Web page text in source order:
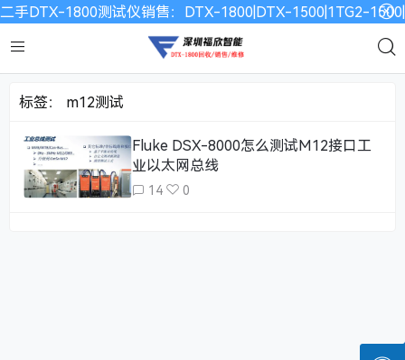
二手DTX-1800测试仪销售：DTX-1800|DTX-1500|1TG2-
标签： m12测试
Fluke DSX-8000怎么测试M12接口工
业以太网总线
14 0